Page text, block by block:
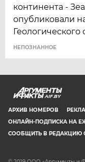
континента -
опубликовали
НЕПОЗНАННОЕ
AIF.BY
АРХИВ НОМЕРОВ
ОНЛАЙН-ПОДПИСКА НА
СООБЩИТЬ В РЕДАКЦИЮ